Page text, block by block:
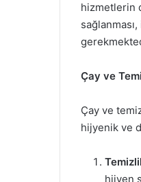
hizmetlerin
Çay ve
Çay ve
hijyenik ve
hijyen